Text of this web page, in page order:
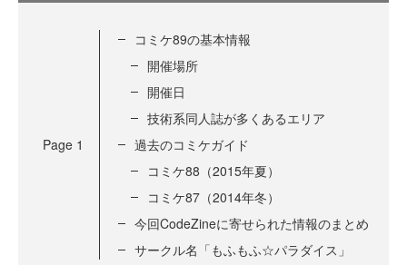
Page 1
コミケ89の基本情報
開催場所
開催日
技術系同人誌が多くあるエリア
過去のコミケガイド
コミケ88（2015年夏）
コミケ87（2014年冬）
今回CodeZineに寄せられた情報のまとめ
サークル名「もふもふ☆パラダイス」